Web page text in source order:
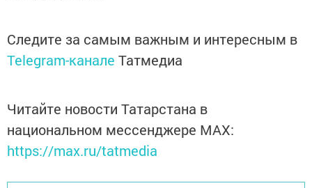
Следите за самым важным и интересным в
Telegram-канале Татмедиа
Читайте новости Татарстана в
национальном мессенджере MАХ:
https://max.ru/tatmedia